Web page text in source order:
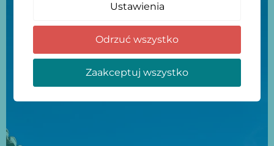
Ustawienia
Odrzuć wszystko
Zaakceptuj wszystko